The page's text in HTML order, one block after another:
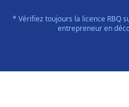
* Vérifiez toujours la licence RBQ
entrepreneur en